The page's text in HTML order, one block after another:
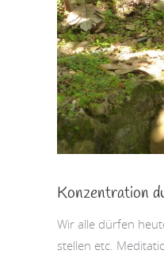
Konzentration
Wir alle dürfen
stellen etc.